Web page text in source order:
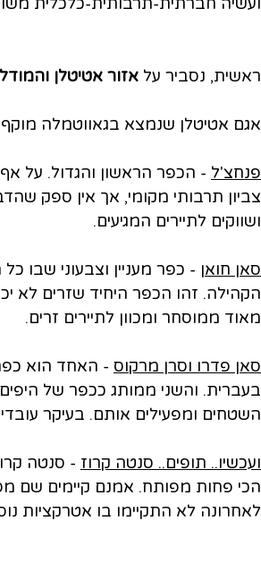
ראשית, נסביר על אזור אטיטלן
אגם אטיטלן שנמצא בגאווטמלה מוקף
פנחצ'ל - הכפר הראשון והגדול. על
צביון תרבותי מקומי, אך אין ספק
ושווקים לתיירים המגיעים.
סאן חואן - כפר מעניין וצבעוני שבו
הקהילה. זהו הכפר היחיד שזרים לא
מאוד ממוסחר ומכוון לתיירים זרים.
סאן פדרו וסרן מרקוס - האחד הוא
בעברית. והשני ממותג ככפר של
השטחים ומפעילים אותם. בעיקר
ועכשיו.. תופים.. סנטה קרוז - סנטה
הכי פחות מפותח. אמנם קיימים שם
לאחרונה לא התקיימו בו אטרקציות